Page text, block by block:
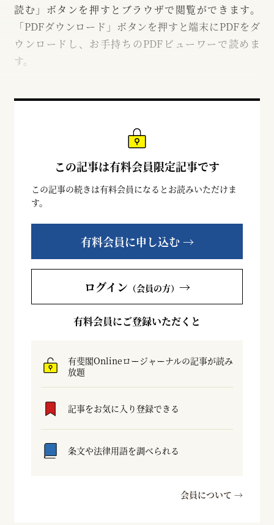
読む」ボタンを押すとブラウザで閲覧ができます。
「PDFダウンロード」ボタンを押すと端末にPDFをダ
ウンロードし、お手持ちのPDFビューワーで読めま
す。
この記事は有料会員限定記事です
この記事の続きは有料会員になるとお読みいただけま
す。
有料会員に申し込む →
ログイン （会員の方） →
有料会員にご登録いただくと
有斐閣Onlineロージャーナルの記事が読み
放題
記事をお気に入り登録できる
条文や法律用語を調べられる
会員について →